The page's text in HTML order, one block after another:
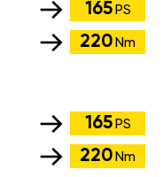
165 PS
220 Nm
165 PS
220 Nm